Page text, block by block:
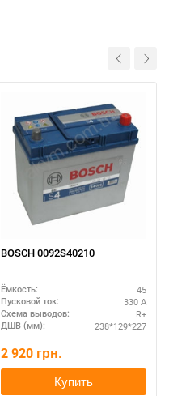
BOSCH 0092S40210
Ёмкость: 45
Пусковой ток: 330 А
Схема выводов: R+
ДШВ (мм): 238*129*227
2 920 грн.
Купить